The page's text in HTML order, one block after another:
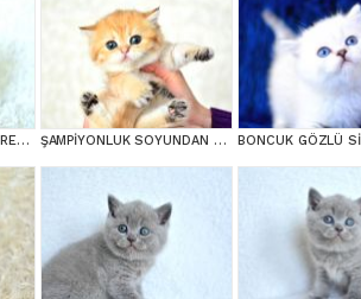
GÖZ ALICI KOYU KAHVE RENGİ İLE BRİTİSH SHORTHAİR ŞAMPİYONLUK SOYUNDAN NY11 GOLDEN BRİTİSH SHORTHAİR